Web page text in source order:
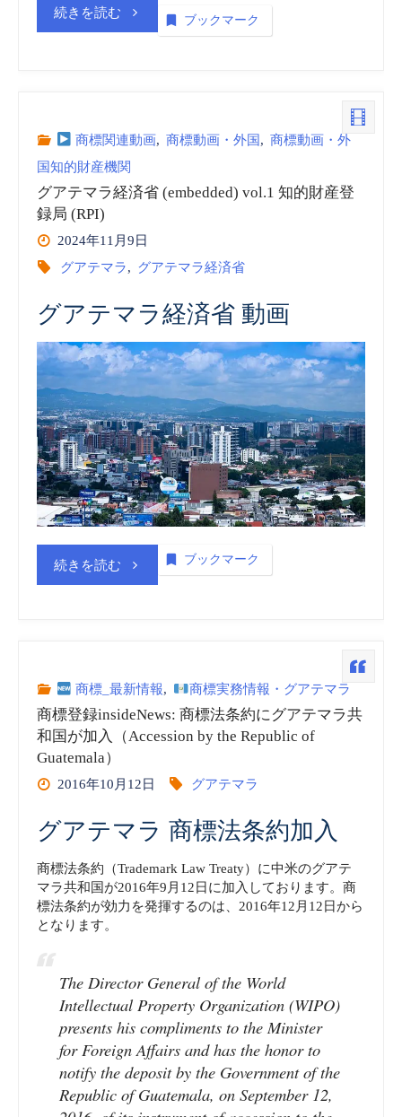
続きを読む“グ
マ
ラ
標
_
動
画
ブックマーク
商標関連動画, 商標動画・外国, 商標動画・外
国知的財産機関
グアテマラ経済省 (embedded) vol.1 知的財産登
録局 (RPI)
2024年11月9日
グアテマラ, グアテマラ経済省
グアテマラ経済省 動画
続きを読む“グ
マ
(embedded)
的
財
産
ブックマーク
商標_最新情報, 商標実務情報・グアテマラ
商標登録insideNews: 商標法条約にグアテマラ共
和国が加入（Accession by the Republic of
Guatemala）
2016年10月12日 グアテマラ
グアテマラ 商標法条約加入
商標法条約（Trademark Law Treaty）に中米のグアテ
マラ共和国が2016年9月12日に加入しております。商
標法条約が効力を発揮するのは、2016年12月12日から
となります。
The Director General of the World
Intellectual Property Organization (WIPO)
presents his compliments to the Minister
for Foreign Affairs and has the honor to
notify the deposit by the Government of the
Republic of Guatemala, on September 12,